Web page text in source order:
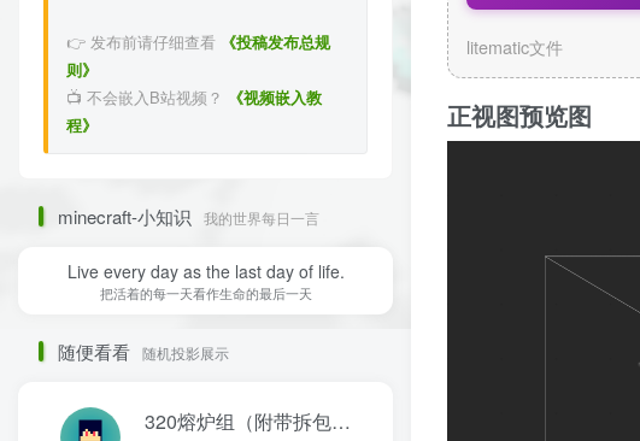
👉 发布前请仔细查看 《投稿发布总规
则》
📺 不会嵌入B站视频？
《视频嵌入教
程》
minecraft-小知识 我的世界每日一言
Live every day as the last day of life.
把活着的每一天看作生命的最后一天
随便看看 随机投影展示
320熔炉组（附带拆包机）
litematic文件
正视图预览图